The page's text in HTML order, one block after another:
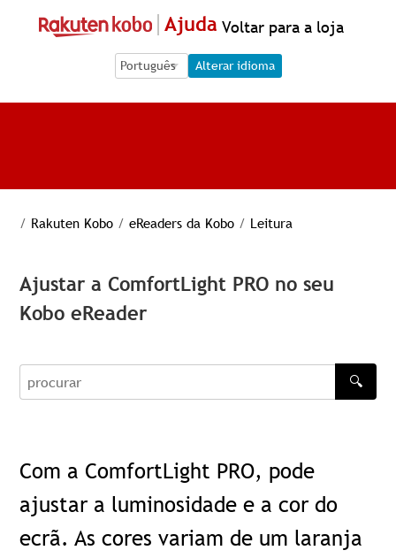
Ajuda Voltar para a loja
Language Selection
Language Selection
Alterar idioma
/ Rakuten Kobo / eReaders da Kobo / Leitura
Ajustar a ComfortLight PRO no seu
Kobo eReader
procurar
🔍
Com a ComfortLight PRO, pode
ajustar a luminosidade e a cor do
ecrã. As cores variam de um laranja